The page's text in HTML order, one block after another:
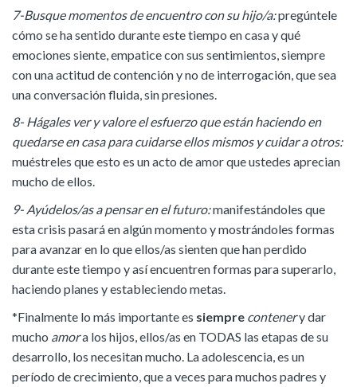
7-Busque momentos de encuentro con su hijo/a:pregúntele
cómo se ha sentido durante este tiempo en casa y qué
emociones siente, empatice con sus sentimientos, siempre
con una actitud de contención y no de interrogación, que sea
una conversación fluida, sin presiones.
8- Hágales ver y valore el esfuerzo que están haciendo en
quedarse en casa para cuidarse ellos mismos y cuidar a otros:
muéstreles que esto es un acto de amor que ustedes aprecian
mucho de ellos.
9- Ayúdelos/as a pensar en el futuro:manifestándoles que
esta crisis pasará en algún momento y mostrándoles formas
para avanzar en lo que ellos/as sienten que han perdido
durante este tiempo y así encuentren formas para superarlo,
haciendo planes y estableciendo metas.
*Finalmente lo más importante es siempre contenery dar
mucho amora los hijos, ellos/as en TODAS las etapas de su
desarrollo, los necesitan mucho. La adolescencia, es un
período de crecimiento, que a veces para muchos padres y